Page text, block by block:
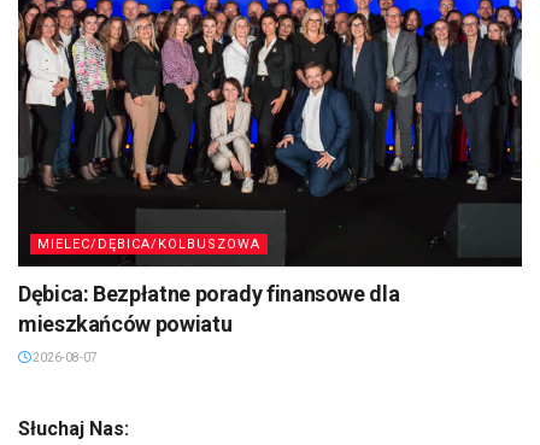
MIELEC/DĘBICA/KOLBUSZOWA
Dębica: Bezpłatne porady finansowe dla
mieszkańców powiatu
2026-08-07
Słuchaj Nas: